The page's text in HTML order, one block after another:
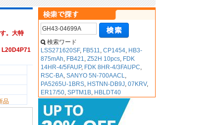
。大特
品
検索ワード
LSS271620SF, FB511,CP1454, HB3-
875mAh, FB421,Z52H 10pcs, FDK
14HR-4/5FAUP, FDK 8HR-4/3FAUPC,
RSC-BA,SANYO 5N-700AACL,
PA5265U-1BRS, HSTNN-DB9J,07KRV,
ER17/50,SPTM1B, HBLDT40